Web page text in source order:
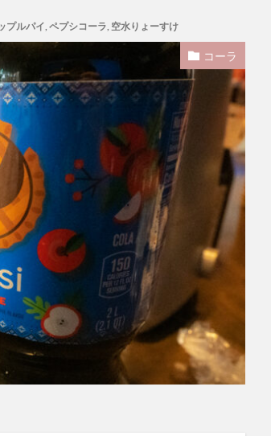
プルパイ, ペプシコーラ, 空水りょーすけ
コーラ
研究所 北海道クラフトコーラ
ヤーコンシロップ
ピザ ピノコーラ
ファーマーズクラフトコー
ブレンドシロップ ベッピンコーラ ペプシコー
ラフトコーラ ホットコーラー ポップコーン
メントスコーラ モスバーガー モトコーラ
邑智郡 腸活 自家製コーラ 自由が丘バーガ
ラ 薬膳醗酵コーラ「覚醒」
越後クラ
鎌倉龍神コーラ 雪室 霧島クラフトコーラ
知コーラ 魚沼の里 羽田ブルワリー
ラ 日清食品 明石麻弓
東京コーラ
歴史 沖縄 瀬戸内三豊コーラ
ラ 琉球コーラ 神コーラ 空水りょーすけ
リンク 233コーラ TÉTOTARŌ COLA
SPICE DRINK SYRUP クラフトコーラ